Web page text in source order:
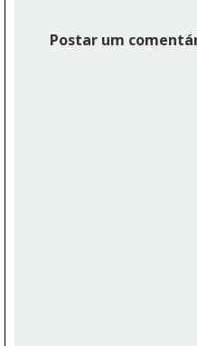
Postar um